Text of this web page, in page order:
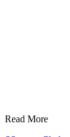
Read More